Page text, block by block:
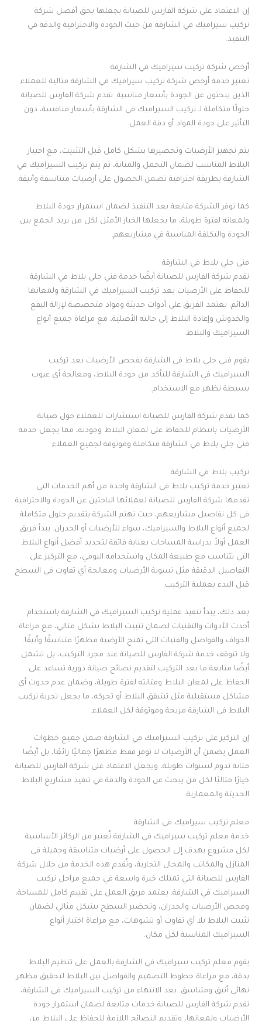
إن الاعتماد على شركة الفارس للصيانة يجعلها بحق أفضل شركة
تركيب سيراميك في الشارقة من حيث الجودة والاحترافية والدقة في
التنفيذ.
أرخص شركة تركيب سيراميك في الشارقة
تعتبر خدمة أرخص شركة تركيب سيراميك في الشارقة مثالية للعملاء
الذين يبحثون عن الجودة بأسعار مناسبة. تقدم شركة الفارس للصيانة
حلولًا متكاملة لـ تركيب السيراميك في الشارقة بأسعار منافسة، دون
التأثير على جودة المواد أو دقة العمل.
يتم تجهيز الأرضيات وتحضيرها بشكل كامل قبل التثبيت، مع اختيار
البلاط المناسب لضمان التحمل والمتانة، ثم يتم تركيب السيراميك في
الشارقة بطريقة احترافية تضمن الحصول على أرضيات متناسقة وأنيقة.
كما توفر الشركة متابعة بعد التنفيذ لضمان استمرار جودة البلاط
ولمعانه لفترة طويلة، ما يجعلها الخيار الأمثل لكل من يريد الجمع بين
الجودة والتكلفة المناسبة في مشاريعهم.
فني جلي بلاط في الشارقة
تقدم شركة الفارس للصيانة أيضًا خدمة فني جلي بلاط في الشارقة
للحفاظ على الأرضيات بعد تركيب السيراميك في الشارقة ولمعانها
الدائم. يعتمد الفريق على أدوات حديثة ومواد متخصصة لإزالة البقع
والخدوش وإعادة البلاط إلى حالته الأصلية، مع مراعاة جميع أنواع
السيراميك والبلاط.
يقوم فني جلي بلاط في الشارقة بفحص الأرضيات بعد تركيب
السيراميك في الشارقة للتأكد من جودة البلاط، ومعالجة أي عيوب
بسيطة تظهر مع الاستخدام.
كما تقدم شركة الفارس للصيانة استشارات للعملاء حول صيانة
الأرضيات بانتظام للحفاظ على لمعان البلاط وجودته، مما يجعل خدمة
فني جلي بلاط في الشارقة متكاملة وموثوقة لجميع العملاء
تركيب بلاط في الشارقة
تعتبر خدمة تركيب بلاط في الشارقة واحدة من أهم الخدمات التي
تقدمها شركة الفارس للصيانة لعملائها الباحثين عن الجودة والاحترافية
في كل تفاصيل مشاريعهم، حيث تهتم الشركة بتقديم حلول متكاملة
لجميع أنواع البلاط والسيراميك، سواء للأرضيات أو الجدران. يبدأ فريق
العمل أولاً بدراسة المساحات بعناية فائقة لتحديد أفضل أنواع البلاط
التي تتناسب مع طبيعة المكان واستخدامه اليومي، مع التركيز على
التفاصيل الدقيقة مثل تسوية الأرضيات ومعالجة أي تفاوت في السطح
قبل البدء بعملية التركيب.
بعد ذلك، يبدأ تنفيذ عملية تركيب السيراميك في الشارقة باستخدام
أحدث الأدوات والتقنيات لضمان تثبيت البلاط بشكل مثالي، مع مراعاة
الحواف والفواصل والفنيات التي تمنح الأرضية مظهرًا متناسقًا وأنيقًا.
ولا تتوقف خدمة شركة الفارس للصيانة عند مجرد التركيب، بل تشمل
أيضًا متابعة ما بعد التركيب لتقديم نصائح صيانة دورية تساعد على
الحفاظ على لمعان البلاط ومتانته لفترة طويلة، وضمان عدم حدوث أي
مشاكل مستقبلية مثل تشقق البلاط أو تحركه، ما يجعل تجربة تركيب
البلاط في الشارقة مريحة وموثوقة لكل العملاء.
إن التركيز على تركيب السيراميك في الشارقة ضمن جميع خطوات
العمل يضمن أن الأرضيات لا توفر فقط مظهرًا جماليًا رائعًا، بل أيضًا
متانة تدوم لسنوات طويلة، ويجعل الاعتماد على شركة الفارس للصيانة
خيارًا مثاليًا لكل من يبحث عن الجودة والدقة في تنفيذ مشاريع البلاط
الحديثة والمعمارية.
معلم تركيب سيراميك في الشارقة
خدمة معلم تركيب سيراميك في الشارقة تُعتبر من الركائز الأساسية
لكل مشروع يهدف إلى الحصول على أرضيات متناسقة وجميلة في
المنازل والمكاتب والمحال التجارية، وتُقدم هذه الخدمة من خلال شركة
الفارس للصيانة التي تمتلك خبرة واسعة في جميع مراحل تركيب
السيراميك في الشارقة. يعتمد فريق العمل على تقييم كامل للمساحة،
وفحص الأرضيات والجدران، وتحضير السطح بشكل مثالي لضمان
تثبيت البلاط بلا أي تفاوت أو تشوهات، مع مراعاة اختيار أنواع
السيراميك المناسبة لكل مكان.
يقوم معلم تركيب سيراميك في الشارقة بالعمل على تنظيم البلاط
بدقة، مع مراعاة خطوط التصميم والفواصل بين البلاط لتحقيق مظهر
نهائي أنيق ومتناسق. بعد الانتهاء من تركيب السيراميك في الشارقة،
تقدم شركة الفارس للصيانة خدمات متابعة لضمان استمرار جودة
الأرضيات ولمعانها، وتقديم النصائح اللازمة للحفاظ على البلاط من